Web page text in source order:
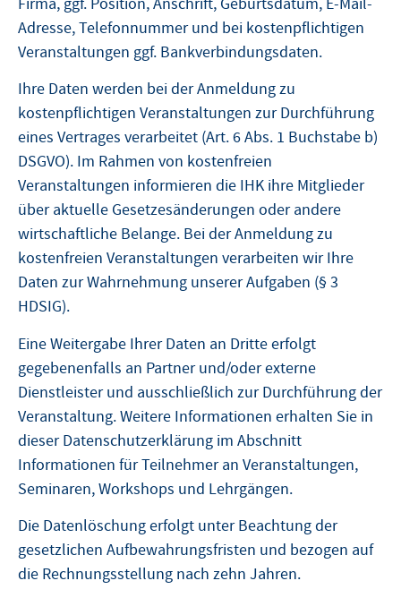
Adresse, Telefonnummer und bei kostenpflichtigen
Veranstaltungen ggf. Bankverbindungsdaten.
Ihre Daten werden bei der Anmeldung zu
kostenpflichtigen Veranstaltungen zur Durchführung
eines Vertrages verarbeitet (Art. 6 Abs. 1 Buchstabe b)
DSGVO). Im Rahmen von kostenfreien
Veranstaltungen informieren die IHK ihre Mitglieder
über aktuelle Gesetzesänderungen oder andere
wirtschaftliche Belange. Bei der Anmeldung zu
kostenfreien Veranstaltungen verarbeiten wir Ihre
Daten zur Wahrnehmung unserer Aufgaben (§ 3
HDSIG).
Eine Weitergabe Ihrer Daten an Dritte erfolgt
gegebenenfalls an Partner und/oder externe
Dienstleister und ausschließlich zur Durchführung der
Veranstaltung. Weitere Informationen erhalten Sie in
dieser Datenschutzerklärung im Abschnitt
Informationen für Teilnehmer an Veranstaltungen,
Seminaren, Workshops und Lehrgängen.
Die Datenlöschung erfolgt unter Beachtung der
gesetzlichen Aufbewahrungsfristen und bezogen auf
die Rechnungsstellung nach zehn Jahren.